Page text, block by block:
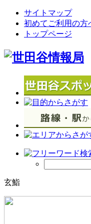
サイトマップ
初めてご利用の方
トップページ
玄鮨